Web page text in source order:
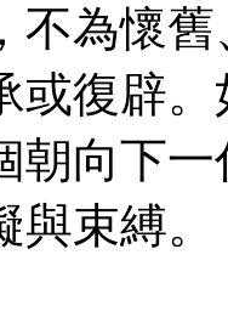
不為懷
或復辟
朝向下
束縛。